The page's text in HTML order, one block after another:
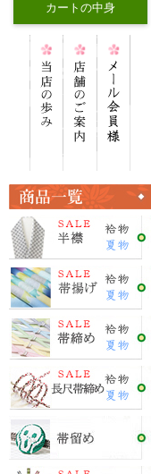
カートの中身